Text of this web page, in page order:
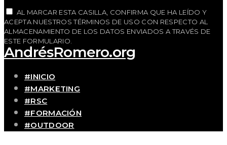
AL MARCAR ESTA CASILLA, CONFIRMA QUE HA LEÍDO Y
ACEPTA NUESTROS TÉRMINOS DE USO CON RESPECTO AL
ALMACENAMIENTO DE LOS DATOS ENVIADOS A TRAVÉS DE
ESTE FORMULARIO.
AndrésRomero.org
#INICIO
#MARKETING
#RSC
#FORMACIÓN
#OUTDOOR